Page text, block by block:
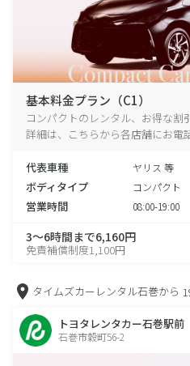
基本料金プラン（C1）
コンパクトのレンタル、お得な割
詳細は、こちらから各店舗にお電
代表車種 ヤリス 等
ボディタイプ コンパクト
営業時間 08:00-19:00
3～6時間まで6,160円
免責補償制度1,100円
タイムズカーレンタル石巻から
トヨタレンタカー石巻駅前
石巻市穀町56-2